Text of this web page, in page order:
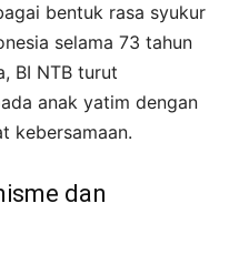
bentuk rasa syukur
selama 73 tahun
BI NTB turut
anak yatim dengan
kebersamaan.
dan